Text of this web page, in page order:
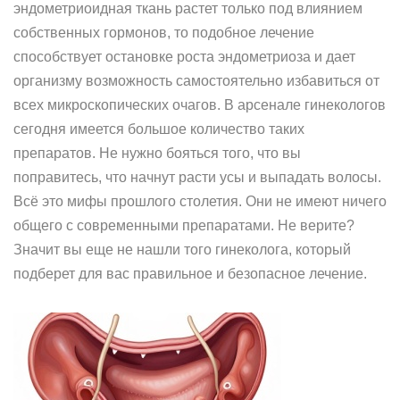
эндометриоидная ткань растет только под влиянием
собственных гормонов, то подобное лечение
способствует остановке роста эндометриоза и дает
организму возможность самостоятельно избавиться от
всех микроскопических очагов. В арсенале гинекологов
сегодня имеется большое количество таких
препаратов. Не нужно бояться того, что вы
поправитесь, что начнут расти усы и выпадать волосы.
Всё это мифы прошлого столетия. Они не имеют ничего
общего с современными препаратами. Не верите?
Значит вы еще не нашли того гинеколога, который
подберет для вас правильное и безопасное лечение.